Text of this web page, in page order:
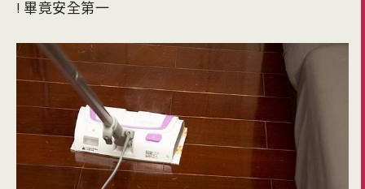
! 畢竟安全第一